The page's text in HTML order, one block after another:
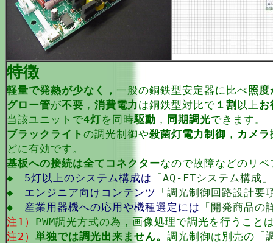
特徴
軽量で発熱が少なく， 一般の銅鉄型安定器に比べ照度
グロー管が不要 ， 消費電力は銅鉄型対比で １割 以上お
当該ユニットで4灯を同時駆動 ， 同期調光できます。
ブラックライト の調光制御や殺菌灯電力制御 ， カメラ
どに有効です。
基板への接続は全てコネクターなので故障などのリ
◆ 5灯以上のシステム構成は 「AQ-FTシステム構成」
◆ エンジニア向けコンテンツ
「調光制御回路設計要
◆ 産業用器機への応用や機種選定には 「開発商品の
注1） PWM調光方式の為，画像処理で調光を行うこと
注2） 単独では調光出来ません。 調光制御は別売の